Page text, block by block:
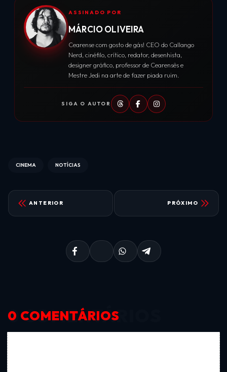
ASSINADO POR
MÁRCIO OLIVEIRA
Cearense com gosto de gás! CEO do Callango
Nerd, cinéfilo, crítico, redator, desenhista,
designer gráfico, professor de Cearensês e
Mestre Jedi na arte de fazer piada ruim.
SIGA O AUTOR
CINEMA NOTÍCIAS
ANTERIOR PRÓXIMO
0 COMENTÁRIOS